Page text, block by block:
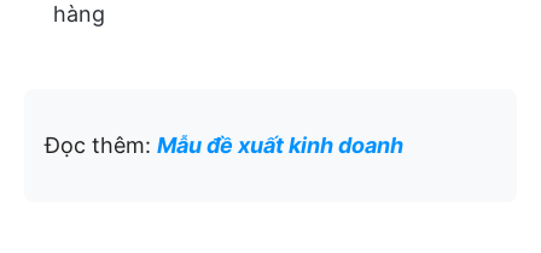
hàng
Đọc thêm: Mẫu đề xuất kinh doanh